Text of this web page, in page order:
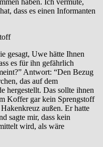
dass es einen Informanten
gesagt, Uwe hätte Ihnen
es für ihn gefährlich
Antwort: “Den Bezug
das auf dem
hergestellt. Das sollte ihnen
Koffer gar kein Sprengstoff
außen. Er hatte
sagte mir, dass kein
wird, als wäre